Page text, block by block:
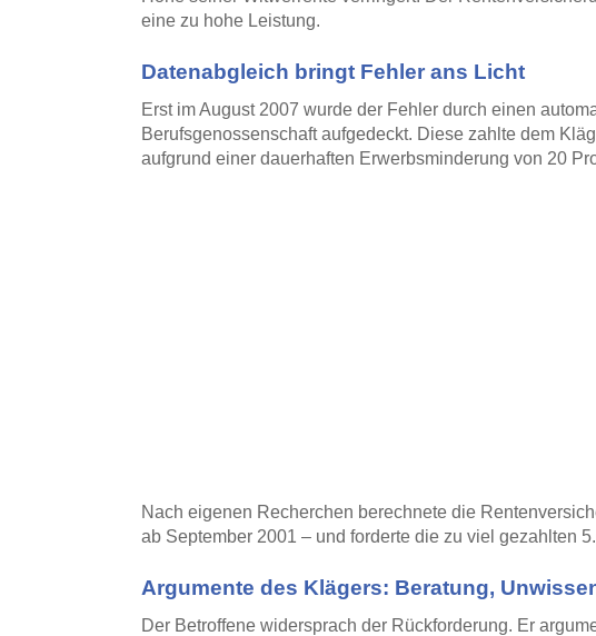
eine zu hohe Leistung.
Datenabgleich bringt Fehler ans Licht
Erst im August 2007 wurde der Fehler durch einen
Berufsgenossenschaft aufgedeckt. Diese zahlte dem
aufgrund einer dauerhaften Erwerbsminderung von 20
Nach eigenen Recherchen berechnete die
ab September 2001 – und forderte die zu viel gezahlten
Argumente des Klägers: Beratung,
Der Betroffene widersprach der Rückforderung. Er